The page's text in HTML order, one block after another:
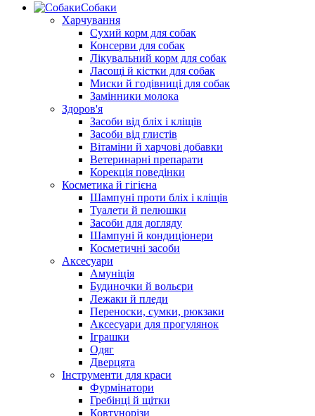
Собаки
Харчування
Сухий корм для собак
Консерви для собак
Лікувальний корм для собак
Ласощі й кістки для собак
Миски й годівниці для собак
Замінники молока
Здоров'я
Засоби від бліх і кліщів
Засоби від глистів
Вітаміни й харчові добавки
Ветеринарні препарати
Корекція поведінки
Косметика й гігієна
Шампуні проти бліх і кліщів
Туалети й пелюшки
Засоби для догляду
Шампуні й кондиціонери
Косметичні засоби
Аксесуари
Амуніція
Будиночки й вольєри
Лежаки й пледи
Переноски, сумки, рюкзаки
Аксесуари для прогулянок
Іграшки
Одяг
Дверцята
Інструменти для краси
Фурмінатори
Гребінці й щітки
Ковтунорізи